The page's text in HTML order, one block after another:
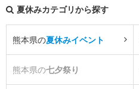
夏休みカテゴリから探す
熊本県の夏休みイベント
熊本県の七夕祭り